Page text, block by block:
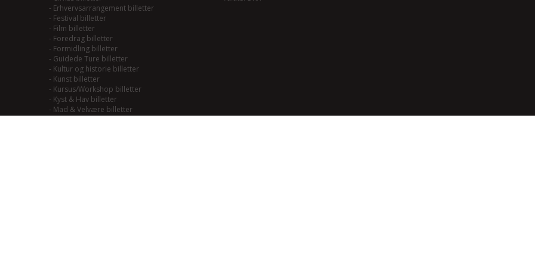
- Erhvervsarrangement billetter
- Festival billetter
- Film billetter
- Foredrag billetter
- Formidling billetter
- Guidede Ture billetter
- Kultur og historie billetter
- Kunst billetter
- Kursus/Workshop billetter
- Kyst & Hav billetter
- Mad & Velvære billetter